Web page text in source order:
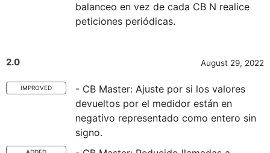
balanceo en vez de cada CB N realice
peticiones periódicas.
2.0 August 29, 2022
IMPROVED
- CB Master: Ajuste por si los valores
devueltos por el medidor están en
negativo representado como entero sin
signo.